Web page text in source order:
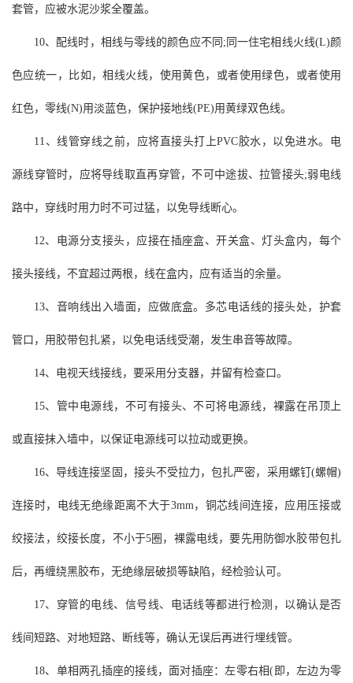
套管，应被水泥沙浆全覆盖。
10、配线时，相线与零线的颜色应不同;同一住宅相线火线(L)颜
色应统一，比如，相线火线，使用黄色，或者使用绿色，或者使用
红色，零线(N)用淡蓝色，保护接地线(PE)用黄绿双色线。
11、线管穿线之前，应将直接头打上PVC胶水，以免进水。电
源线穿管时，应将导线取直再穿管，不可中途拔、拉管接头;弱电线
路中，穿线时用力时不可过猛，以免导线断心。
12、电源分支接头，应接在插座盒、开关盒、灯头盒内，每个
接头接线，不宜超过两根，线在盒内，应有适当的余量。
13、音响线出入墙面，应做底盒。多芯电话线的接头处，护套
管口，用胶带包扎紧，以免电话线受潮，发生串音等故障。
14、电视天线接线，要采用分支器，并留有检查口。
15、管中电源线，不可有接头、不可将电源线，裸露在吊顶上
或直接抹入墙中，以保证电源线可以拉动或更换。
16、导线连接坚固，接头不受拉力，包扎严密，采用螺钉(螺帽)
连接时，电线无绝缘距离不大于3mm，铜芯线间连接，应用压接或
绞接法，绞接长度，不小于5圈，裸露电线，要先用防御水胶带包扎
后，再缠绕黑胶布，无绝缘层破损等缺陷，经检验认可。
17、穿管的电线、信号线、电话线等都进行检测，以确认是否
线间短路、对地短路、断线等，确认无误后再进行埋线管。
18、单相两孔插座的接线，面对插座：左零右相(即，左边为零